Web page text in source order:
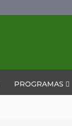
PROGRAMAS